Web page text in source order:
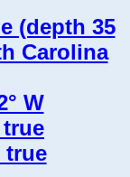
(depth 35
Carolina
W
true